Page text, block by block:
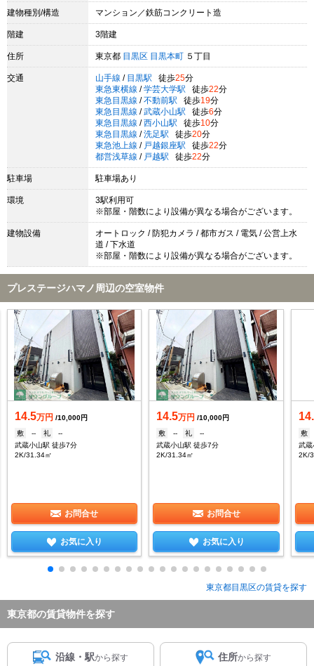
建物種別/構造 マンション／鉄筋コンクリート造
階建 3階建
住所 東京都 目黒区 目黒本町 ５丁目
交通 山手線 / 目黒駅 徒歩25分
東急東横線 / 学芸大学駅 徒歩22分
東急目黒線 / 不動前駅 徒歩19分
東急目黒線 / 武蔵小山駅 徒歩6分
東急目黒線 / 西小山駅 徒歩10分
東急目黒線 / 洗足駅 徒歩20分
東急池上線 / 戸越銀座駅 徒歩22分
都営浅草線 / 戸越駅 徒歩22分
駐車場 駐車場あり
環境
3駅利用可
※部屋・階数により設備が異なる場合がございます。
建物設備
オートロック / 防犯カメラ / 都市ガス / 電気 / 公営上水
道 / 下水道
※部屋・階数により設備が異なる場合がございます。
プレステージハマノ周辺の空室物件
14.5万円 /10,000円
敷
-- 礼
--
武蔵小山駅 徒歩7分
2K/31.34㎡
お問合せ
お気に入り
14.5万円 /10,000円
敷
-- 礼
--
武蔵小山駅 徒歩7分
2K/31.34㎡
お問合せ
お気に入り
敷
武蔵
2K/
東京都目黒区の賃貸を探す
東京都の賃貸物件を探す
沿線・駅から探す 住所から探す